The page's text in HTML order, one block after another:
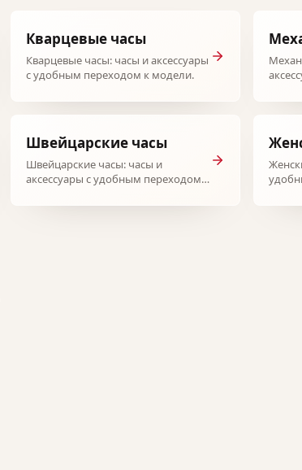
Кварцевые часы
Кварцевые часы: часы и аксессуары
с удобным переходом к модели.
Швейцарские часы
Швейцарские часы: часы и
аксессуары с удобным переходом к